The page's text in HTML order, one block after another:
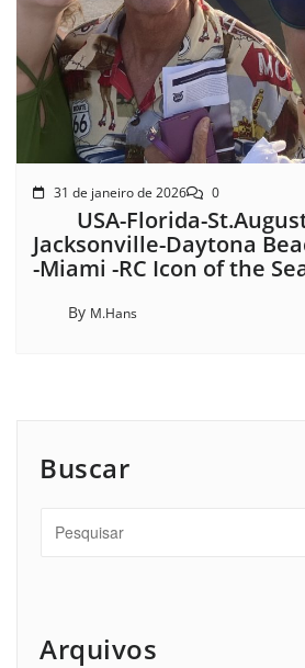
31 de janeiro de 2026 0
USA-Florida-
Jacksonville-Daytona
-Miami -RC Icon of the
By M.Hans
Buscar
Arquivos